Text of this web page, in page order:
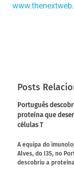
Posts
Português
proteína que
células T
A equipa do
Alves, do I3S, no
descobriu a